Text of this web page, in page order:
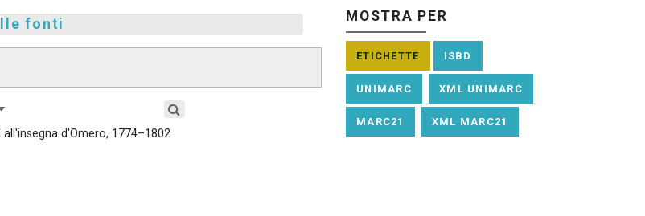
fonti
d'Omero, 1774–1802
MOSTRA PER
ETICHETTE ISBD
UNIMARC XML UNIMARC
MARC21 XML MARC21